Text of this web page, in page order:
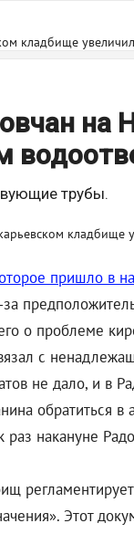
кладбище
на
трубы.
пришло в
о проблеме
с
не дало, и в
обратиться
раз накануне
Этот